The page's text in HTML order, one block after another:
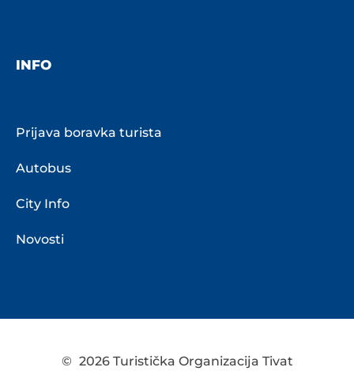
INFO
Prijava boravka turista
Autobus
City Info
Novosti
© 2026 Turistička Organizacija Tivat